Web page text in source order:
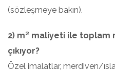
(sözleşmeye bakın).
2) m² maliyeti ile toplam
çıkıyor?
Özel imalatlar, merdiven/